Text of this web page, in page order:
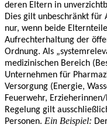
deren Eltern in
Dies gilt unbeschränkt für
nur, wenn beide
Aufrechterhaltung der
Ordnung. Als
medizinischen Bereich
Unternehmen für
Versorgung (Energie,
Feuerwehr,
Regelung gilt
Personen. Ein Beispiel: